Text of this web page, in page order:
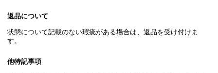
返品について
状態について記載のない瑕疵がある場合は、返品を受け付けま
す。
他特記事項